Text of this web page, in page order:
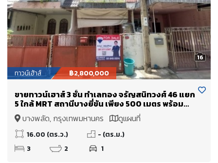
16
ทาวน์เฮ้าส์ ฿2,800,000
ขายทาวน์เฮาส์ 3 ชั้น ทำเลทอง จรัญสนิทวงศ์ 46 แยก
5 ใกล้ MRT สถานีบางยี่ขัน เพียง 500 เมตร พร้อม
อยู่!บางพลัด, กรุงเทพมหานคร ดูแผนที่
16.00 (ตร.ว.)
- (ตร.ม.)
3
2 1